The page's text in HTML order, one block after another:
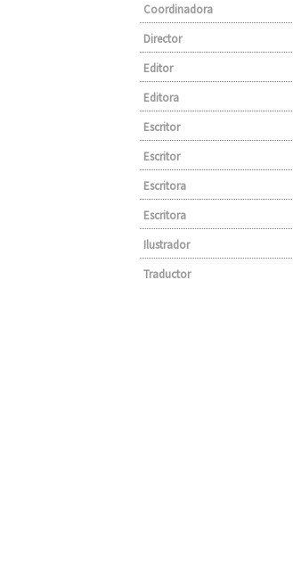
Coordinadora
Director
Editor
Editora
Escritor
Escritor
Escritora
Escritora
Ilustrador
Traductor